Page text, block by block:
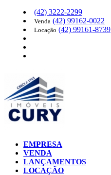
(42) 3222-2299
Venda (42) 99162-0022
Locação (42) 99161-8739
EMPRESA
VENDA
LANÇAMENTOS
LOCAÇÃO